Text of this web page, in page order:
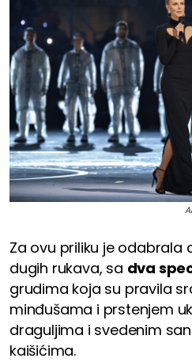
Za ovu priliku je odabrala
dugih rukava, sa dva
grudima koja su pravila
minđušama i prstenjem
draguljima i svedenim
kaišićima.